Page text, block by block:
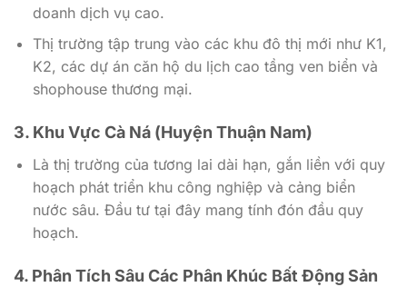
doanh dịch vụ cao.
Thị trường tập trung vào các khu đô thị mới như K1,
K2, các dự án căn hộ du lịch cao tầng ven biển và
shophouse thương mại.
3. Khu Vực Cà Ná (Huyện Thuận Nam)
Là thị trường của tương lai dài hạn, gắn liền với quy
hoạch phát triển khu công nghiệp và cảng biển
nước sâu. Đầu tư tại đây mang tính đón đầu quy
hoạch.
4. Phân Tích Sâu Các Phân Khúc Bất Động Sản